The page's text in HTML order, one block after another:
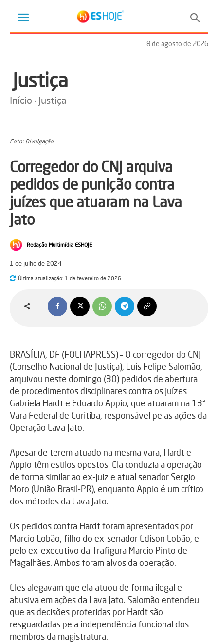
8 de agosto de 2026
Justiça
Início Justiça
Foto: Divulgação
Corregedor do CNJ arquiva
pedidos de punição contra
juízes que atuaram na Lava
Jato
Redação Multimídia ESHOJE
1 de julho de 2024
Última atualização: 1 de fevereiro de 2026
BRASÍLIA, DF (FOLHAPRESS) – O corregedor do CNJ
(Conselho Nacional de Justiça), Luís Felipe Salomão,
arquivou neste domingo (30) pedidos de abertura
de procedimentos disciplinares contra os juízes
Gabriela Hardt e Eduardo Appio, que atuaram na 13ª
Vara Federal de Curitiba, responsável pelas ações da
Operação Lava Jato.
Apesar de terem atuado na mesma vara, Hardt e
Appio têm estilos opostos. Ela conduzia a operação
de forma similar ao ex-juiz e atual senador Sergio
Moro (União Brasil-PR), enquanto Appio é um crítico
dos métodos da Lava Jato.
Os pedidos contra Hardt foram apresentados por
Marcio Lobão, filho do ex-senador Edison Lobão, e
pelo ex-executivo da Trafigura Marcio Pinto de
Magalhães. Ambos foram alvos da operação.
Eles alegavam que ela atuou de forma ilegal e
abusiva em ações da Lava Jato. Salomão entendeu
que as decisões proferidas por Hardt são
resguardadas pela independência funcional dos
membros da magistratura.